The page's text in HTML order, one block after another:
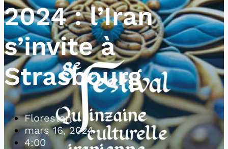
2024 : l’Iran
s’invite à
Strasbourg
Florestan
mars 16, 2024
4:00